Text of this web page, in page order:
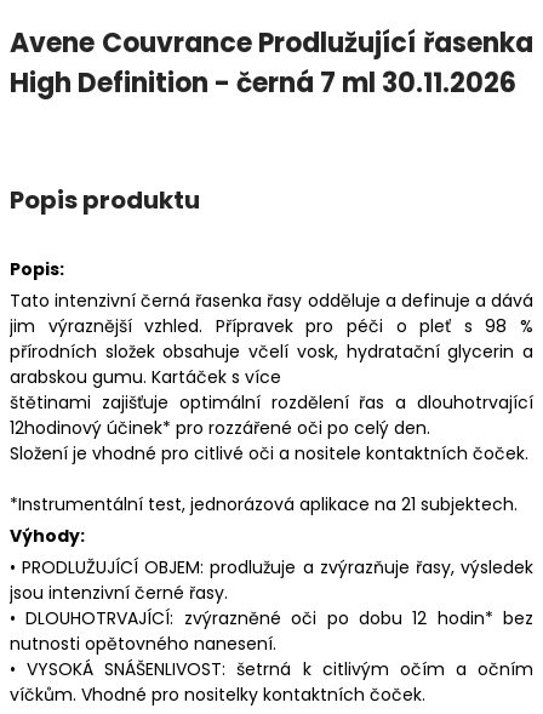
Avene Couvrance Prodlužující řasenka
High Definition - černá 7 ml 30.11.2026
Popis produktu
Popis:
Tato intenzivní černá řasenka řasy odděluje a definuje a dává
jim výraznější vzhled. Přípravek pro péči o pleť s 98 %
přírodních složek obsahuje včelí vosk, hydratační glycerin a
arabskou gumu. Kartáček s více
štětinami zajišťuje optimální rozdělení řas a dlouhotrvající
12hodinový účinek* pro rozzářené oči po celý den.
Složení je vhodné pro citlivé oči a nositele kontaktních čoček.
*Instrumentální test, jednorázová aplikace na 21 subjektech.
Výhody:
• PRODLUŽUJÍCÍ OBJEM: prodlužuje a zvýrazňuje řasy, výsledek
jsou intenzivní černé řasy.
• DLOUHOTRVAJÍCÍ: zvýrazněné oči po dobu 12 hodin* bez
nutnosti opětovného nanesení.
• VYSOKÁ SNÁŠENLIVOST: šetrná k citlivým očím a očním
víčkům. Vhodné pro nositelky kontaktních čoček.